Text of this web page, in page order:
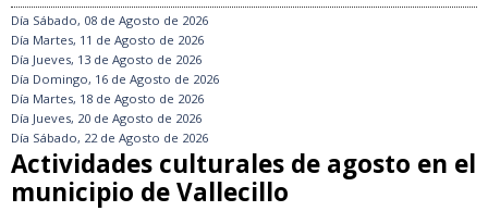
Día Sábado, 08 de Agosto de 2026
Día Martes, 11 de Agosto de 2026
Día Jueves, 13 de Agosto de 2026
Día Domingo, 16 de Agosto de 2026
Día Martes, 18 de Agosto de 2026
Día Jueves, 20 de Agosto de 2026
Día Sábado, 22 de Agosto de 2026
Actividades culturales de agosto en el
municipio de Vallecillo